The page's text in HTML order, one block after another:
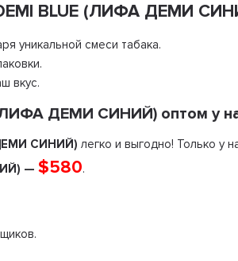
BLUE (ЛИФА ДЕМИ
уникальной смеси табака.
вкус.
ДЕМИ СИНИЙ) оптом у
СИНИЙ) легко и выгодно! Только у
—$580.